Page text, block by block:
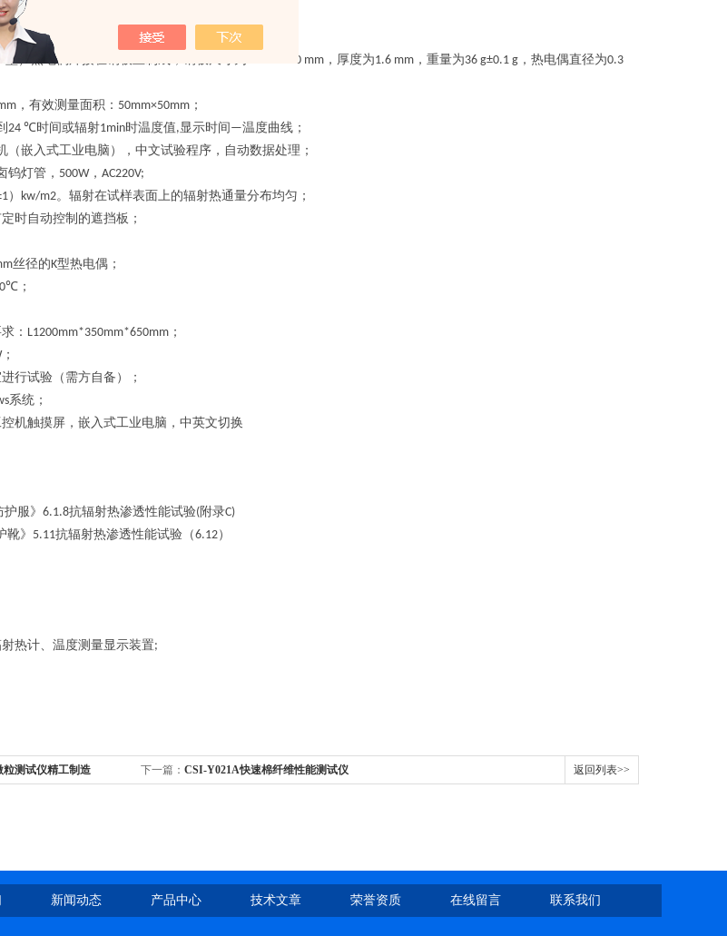
特制
85℃ ；
型）热电偶焊接在铜板上制成，铜板尺寸为 50 mm×50 mm ，厚度为1.6 mm ，重量为36 g±0.1 g ，热电偶直径为0.3
，有效测量面积： 50mm×50mm ；
24 ℃时间或辐射1min时温度值,显示时间 —温度曲线；
（嵌入式工业电脑 ） ，中文试验程序，自动数据处理 ；
钨灯管， 500W， AC220V;
） kw/m2。辐射在试样表面上的辐射热通量分布均匀；
时自动控制的遮挡板；
丝径的K型热电偶；
；
： L1200mm*350mm*650mm ；
；
行试验（需方自备）
；
系统；
机触摸屏，嵌入式工业电脑，中英文切换
服》 6.1.8抗辐射热渗透性能试验(附录C)
靴》 5.11抗辐射热渗透性能试验（6.12）
热计、温度测量显示装置;
粒测试仪精工制造 下一篇： CSI-Y021A快速棉纤维性能测试仪 返回列表>>
新闻动态 产品中心 技术文章 荣誉资质 在线留言 联系我们